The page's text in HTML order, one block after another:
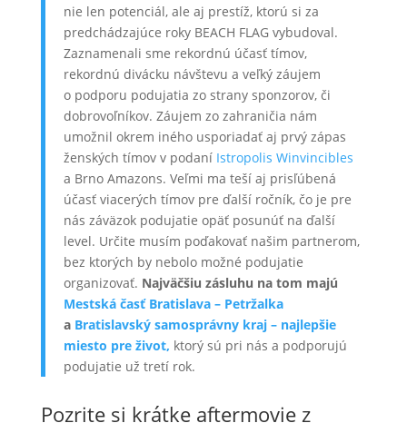
nie len potenciál, ale aj prestíž, ktorú si za
predchádzajúce roky BEACH FLAG vybudoval.
Zaznamenali sme rekordnú účasť tímov,
rekordnú divácku návštevu a veľký záujem
o podporu podujatia zo strany sponzorov, či
dobrovoľníkov. Záujem zo zahraničia nám
umožnil okrem iného usporiadať aj prvý zápas
ženských tímov v podaní Istropolis Winvincibles
a Brno Amazons. Veľmi ma teší aj prisľúbená
účasť viacerých tímov pre ďalší ročník, čo je pre
nás záväzok podujatie opäť posunúť na ďalší
level. Určite musím poďakovať našim partnerom,
bez ktorých by nebolo možné podujatie
organizovať. Najväčšiu zásluhu na tom majú
Mestská časť Bratislava – Petržalka
a Bratislavský samosprávny kraj – najlepšie
miesto pre život, ktorý sú pri nás a podporujú
podujatie už tretí rok.
Pozrite si krátke aftermovie z